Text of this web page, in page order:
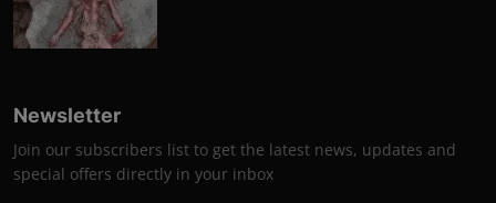
Newsletter
Join our subscribers list to get the latest news, updates and
special offers directly in your inbox